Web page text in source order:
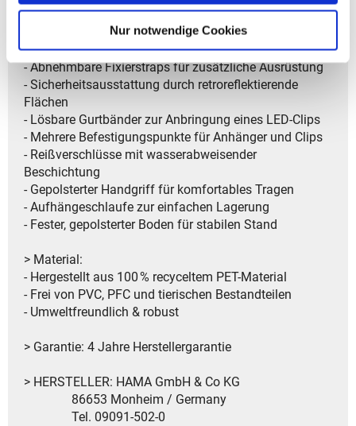
Nur notwendige Cookies
im Hauptfach
- Außentasche aus flexiblem Stretchmaterial
- Außentasche mit integriertem Reißverschlussfach
- Abnehmbare Fixierstraps für zusätzliche Ausrüstung
- Sicherheitsausstattung durch retroreflektierende
Flächen
- Lösbare Gurtbänder zur Anbringung eines LED-Clips
- Mehrere Befestigungspunkte für Anhänger und Clips
- Reißverschlüsse mit wasserabweisender
Beschichtung
- Gepolsterter Handgriff für komfortables Tragen
- Aufhängeschlaufe zur einfachen Lagerung
- Fester, gepolsterter Boden für stabilen Stand
> Material:
- Hergestellt aus 100 % recyceltem PET-Material
- Frei von PVC, PFC und tierischen Bestandteilen
- Umweltfreundlich & robust
> Garantie: 4 Jahre Herstellergarantie
> HERSTELLER: HAMA GmbH & Co KG
86653 Monheim / Germany
Tel. 09091-502-0